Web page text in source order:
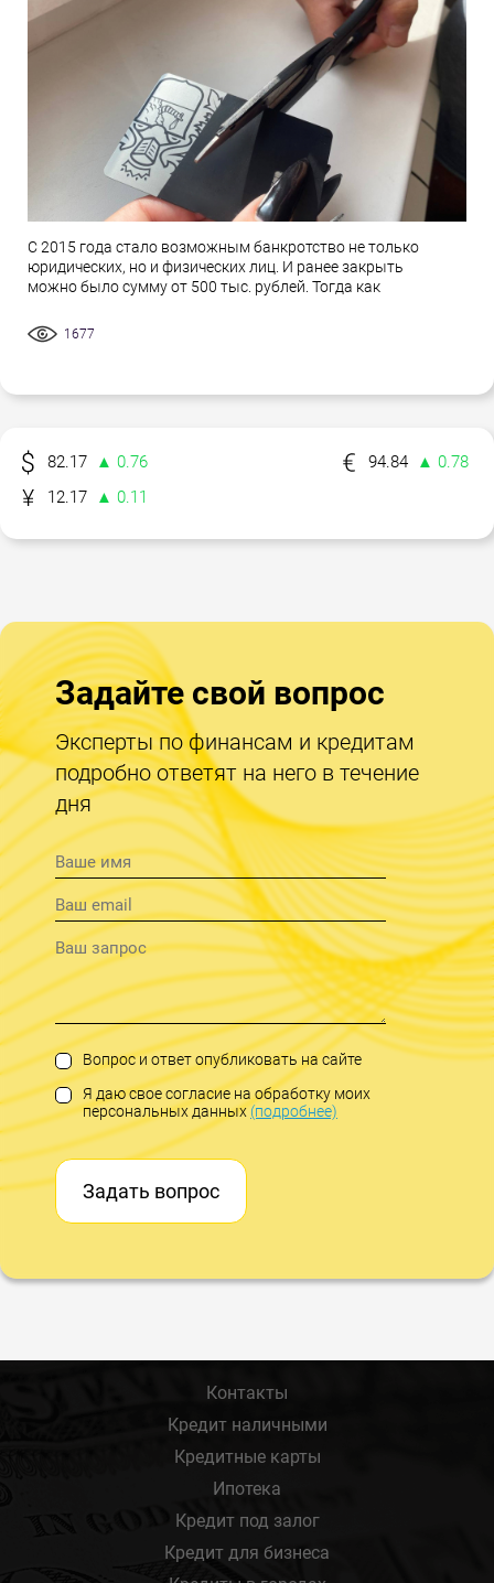
С 2015 года стало возможным банкротство не только
юридических, но и физических лиц. И ранее закрыть
можно было сумму от 500 тыс. рублей. Тогда как
1677
82.17 ▲ 0.76 94.84
▲ 0.78
12.17
▲ 0.11
Задайте свой вопрос
Эксперты по финансам и кредитам
подробно ответят на него в течение
дня
Вопрос и ответ опубликовать на сайте
Я даю свое согласие на обработку моих
персональных данных(подробнее)
Задать вопрос
Контакты
Кредит наличными
Кредитные карты
Ипотека
Кредит под залог
Кредит для бизнеса